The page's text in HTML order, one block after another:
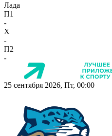
Лада
П1
-
X
-
П2
-
25 сентября 2026, Пт, 00:00